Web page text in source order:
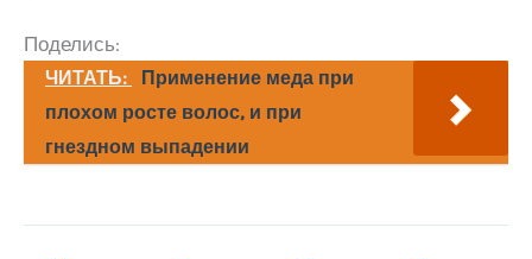
Поделись:
ЧИТАТЬ:
Применение меда при
плохом росте волос, и при
гнездном выпадении